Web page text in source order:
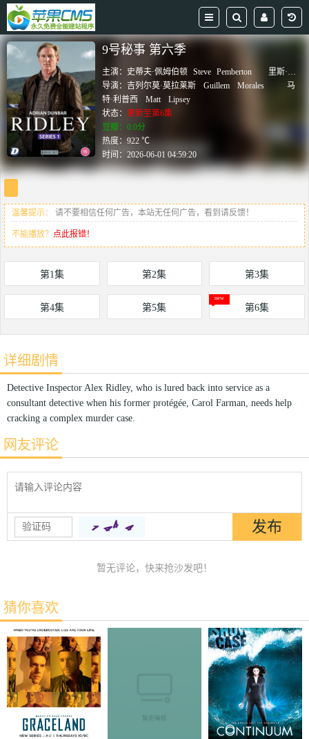
9号秘事 第六季
主演： 史蒂夫·佩姆伯顿 Steve Pemberton
里斯·谢尔史密斯
导演：吉列尔莫·莫拉莱斯 Guillem Morales
马
特·利普西
Matt
Lipsey
状态： 更新至第6集
豆瓣：0.0分
热度：922 ℃
时间：2026-06-01 04:59:20
温馨提示： 请不要相信任何广告，本站无任何广告，看到请反馈！
不能播放？ 点此报错！
第1集 第2集 第3集
第4集 第5集 第6集
详细剧情
Detective Inspector Alex Ridley, who is lured back into service as a
consultant detective when his former protégée, Carol Farman, needs help
cracking a complex murder case.
网友评论
暂无评论，快来抢沙发吧！
猜你喜欢